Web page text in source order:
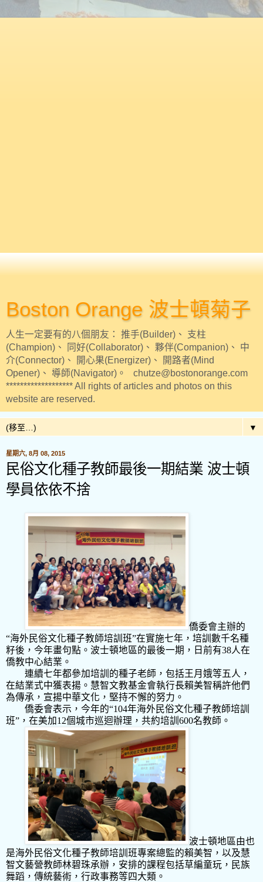
Boston Orange 波士頓菊子
人生一定要有的八個朋友： 推手(Builder)、 支柱
(Champion)、 同好(Collaborator)、 夥伴(Companion)、 中
介(Connector)、 開心果(Energizer)、 開路者(Mind
Opener)、 導師(Navigator)。 chutze@bostonorange.com
******************* All rights of articles and photos on this
website are reserved.
▼
星期六, 8月 08, 2015
民俗文化種子教師最後一期結業 波士頓
學員依依不捨
僑委會主辦的
“海外民俗文化種子教師培訓班”在實施七年，培訓數千名種
籽後，今年畫句點。波士頓地區的最後一期，日前有38人在
僑教中心結業。
連續七年都參加培訓的種子老師，包括王月娥等五人，
在結業式中獲表揚。慧智文教基金會執行長賴美智稱許他們
為傳承，宣揚中華文化，堅持不懈的努力。
僑委會表示，今年的“104年海外民俗文化種子教師培訓
班”，在美加12個城市巡迴辦理，共約培訓 600名教師。
波士頓地區由也
是海外民俗文化種子教師培訓班專案總監的賴美智，以及慧
智文藝營教師林碧珠承辦，安排的課程包括草編童玩，民族
舞蹈，傳統藝術，行政事務等四大類。